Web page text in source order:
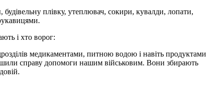
будівельну плівку, утеплювач, сокири, кувалди, лопати,
і хто ворог:
медикаментами, питною водою і навіть продуктами
справу допомоги нашим військовим. Вони збирають